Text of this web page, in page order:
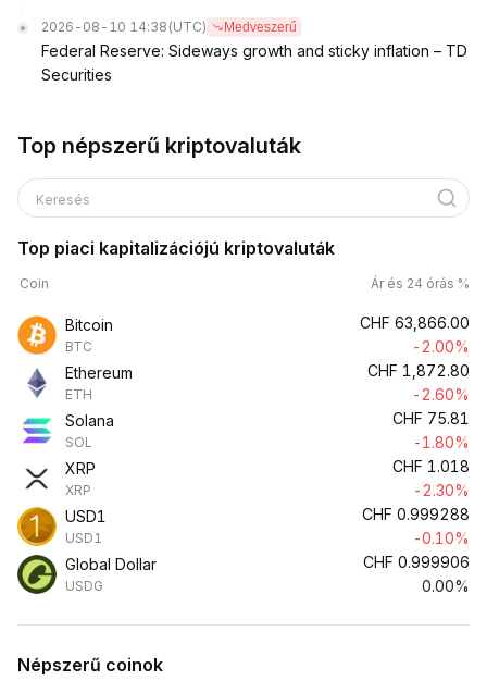
2026-08-10 14:38 (UTC) Medveszerű
Federal Reserve: Sideways growth and sticky inflation – TD
Securities
Top népszerű kriptovaluták
Keresés
Top piaci kapitalizációjú kriptovaluták
Coin Ár és 24 órás %
Bitcoin
BTC
CHF 63,866.00
-2.00%
Ethereum
ETH
CHF 1,872.80
-2.60%
Solana
SOL
CHF 75.81
-1.80%
XRP
XRP
CHF 1.018
-2.30%
USD1
USD1
CHF 0.999288
-0.10%
Global Dollar
USDG
CHF 0.999906
0.00%
Népszerű coinok